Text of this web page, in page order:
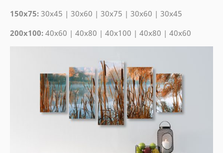
150x75:30x45 | 30x60 | 30x75 | 30x60 | 30x45
200x100:40x60 | 40x80 | 40x100 | 40x80 | 40x60